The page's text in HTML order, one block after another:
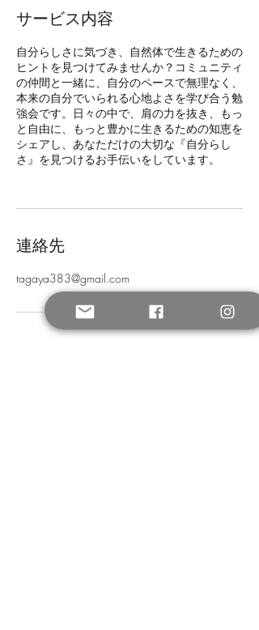
サービス内容
自分らしさに気づき、自然体で生きるための
ヒントを見つけてみませんか？コミュニティ
の仲間と一緒に、自分のペースで無理なく、
本来の自分でいられる心地よさを学び合う勉
強会です。日々の中で、肩の力を抜き、もっ
と自由に、もっと豊かに生きるための知恵を
シェアし、あなただけの大切な『自分らし
さ』を見つけるお手伝いをしています。
連絡先
tagaya383@gmail.com